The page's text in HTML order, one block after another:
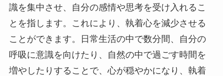
識を集中させ、自分の感情や思考を受け入れるこ
とを指します。これにより、執着心を減少させる
ことができます。日常生活の中で数分間、自分の
呼吸に意識を向けたり、自然の中で過ごす時間を
増やしたりすることで、心が穏やかになり、執着